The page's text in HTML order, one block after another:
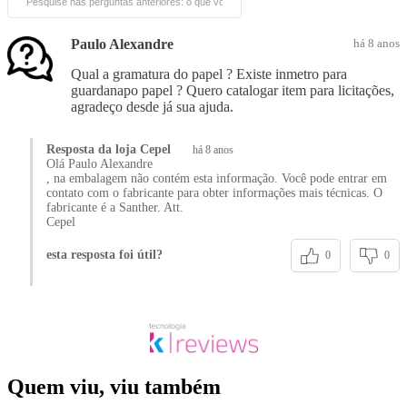
Paulo Alexandre há 8 anos
Qual a gramatura do papel ? Existe inmetro para
guardanapo papel ? Quero catalogar item para licitações,
agradeço desde já sua ajuda.
Resposta da loja Cepel há 8 anos
Olá Paulo Alexandre
, na embalagem não contém esta informação. Você pode entrar em
contato com o fabricante para obter informações mais técnicas. O
fabricante é a Santher. Att.
Cepel
esta resposta foi útil? 0 0
Quem viu, viu também